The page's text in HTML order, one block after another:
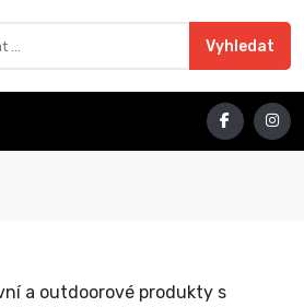
Vyhledat
a outdoorové produkty s